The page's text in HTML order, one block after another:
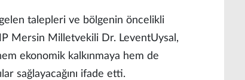
talepleri ve bölgenin öncelikli
Mersin Milletvekili Dr. LeventUysal,
ekonomik kalkınmaya hem de
sağlayacağını ifade etti.